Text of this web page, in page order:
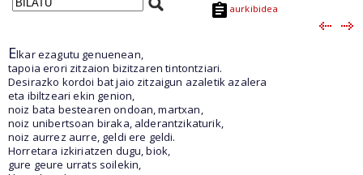
aurkibidea
Elkar ezagutu genuenean,
tapoia erori zitzaion bizitzaren tintontziari.
Desirazko kordoi bat jaio zitzaigun azaletik azalera
eta ibiltzeari ekin genion,
noiz bata bestearen ondoan, martxan,
noiz unibertsoan biraka, alderantzikaturik,
noiz aurrez aurre, geldi ere geldi.
Horretara izkiriatzen dugu, biok,
gure geure urrats soilekin,